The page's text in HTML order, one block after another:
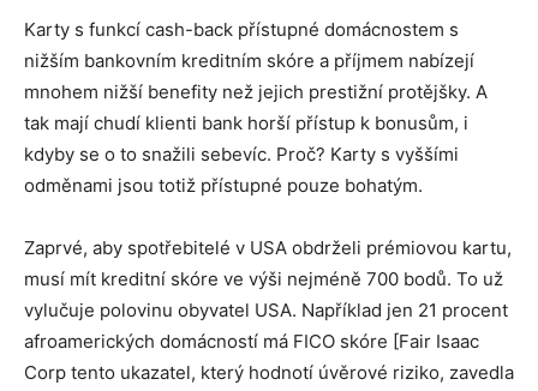
Karty s funkcí cash-back přístupné domácnostem s
nižším bankovním kreditním skóre a příjmem nabízejí
mnohem nižší benefity než jejich prestižní protějšky. A
tak mají chudí klienti bank horší přístup k bonusům, i
kdyby se o to snažili sebevíc. Proč? Karty s vyššími
odměnami jsou totiž přístupné pouze bohatým.
Zaprvé, aby spotřebitelé v USA obdrželi prémiovou kartu,
musí mít kreditní skóre ve výši nejméně 700 bodů. To už
vylučuje polovinu obyvatel USA. Například jen 21 procent
afroamerických domácností má FICO skóre [Fair Isaac
Corp tento ukazatel, který hodnotí úvěrové riziko, zavedla